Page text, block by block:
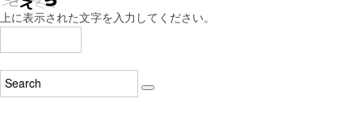
上に表示された文字を入力してください。